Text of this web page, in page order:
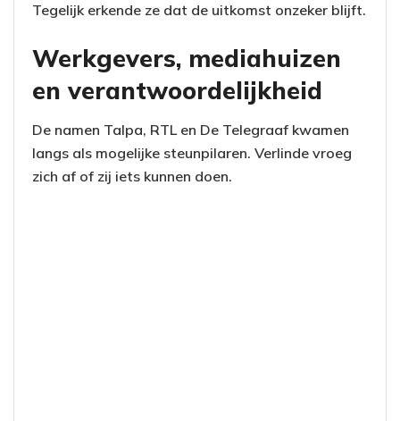
Tegelijk erkende ze dat de uitkomst onzeker blijft.
Werkgevers, mediahuizen
en verantwoordelijkheid
De namen Talpa, RTL en De Telegraaf kwamen
langs als mogelijke steunpilaren. Verlinde vroeg
zich af of zij iets kunnen doen.